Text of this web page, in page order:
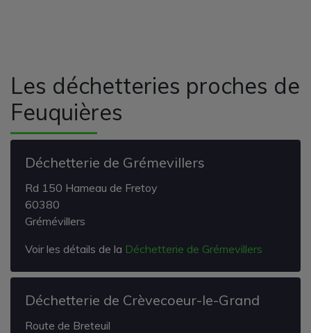
Les déchetteries proches de
Feuquières
Déchetterie de Grémevillers
Rd 150 Hameau de Fretoy
60380
Grémévillers
Voir les détails de la Déchetterie de Grémevillers
Déchetterie de Crèvecoeur-le-Grand
Route de Breteuil